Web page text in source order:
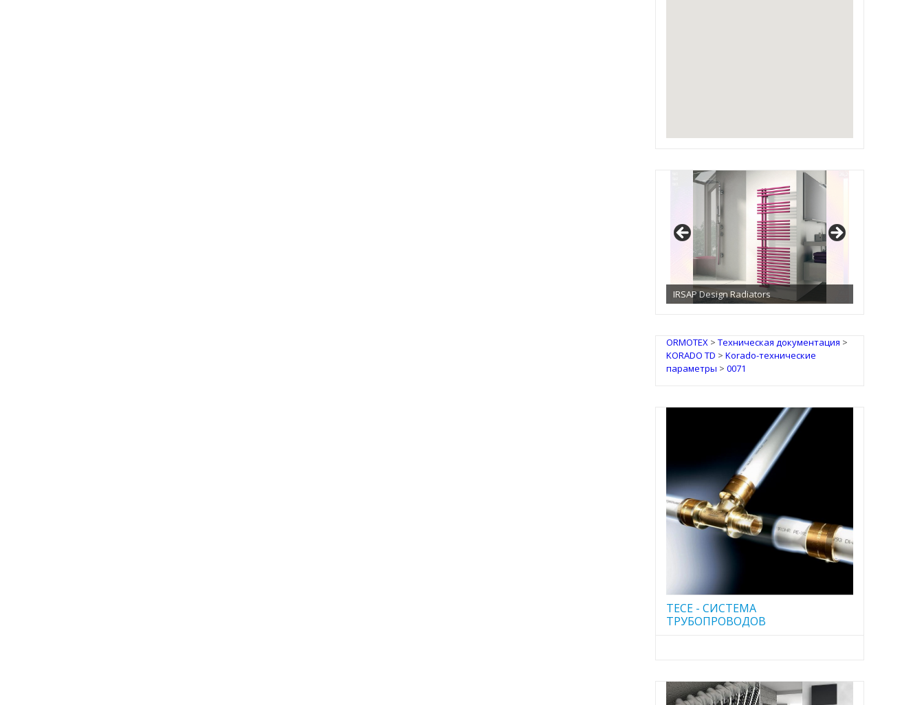
IRSAP Design Radiators
ORMOTEX> Техническая документация >
KORADO TD > Korado-технические
параметры > 0071
TECE - CИСТЕМА
ТРУБОПРОВОДОВ